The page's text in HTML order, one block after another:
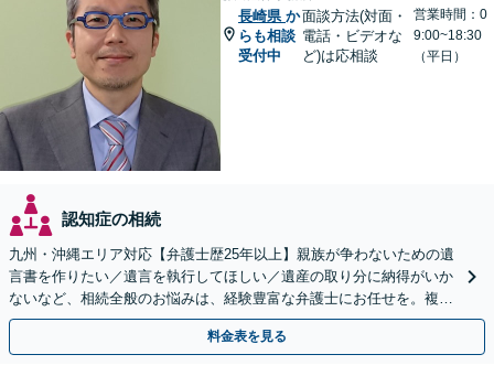
長崎県 か
らも相談
受付中
面談方法(対面・
電話・ビデオな
ど)は応相談
営業時間：0
9:00~18:30
（平日）
認知症の相続
九州・沖縄エリア対応【弁護士歴25年以上】親族が争わないための遺
言書を作りたい／遺言を執行してほしい／遺産の取り分に納得がいか
ないなど、相続全般のお悩みは、経験豊富な弁護士にお任せを。複雑
な問題も粘り強く対応し、解決に導きます。
料金表を見る